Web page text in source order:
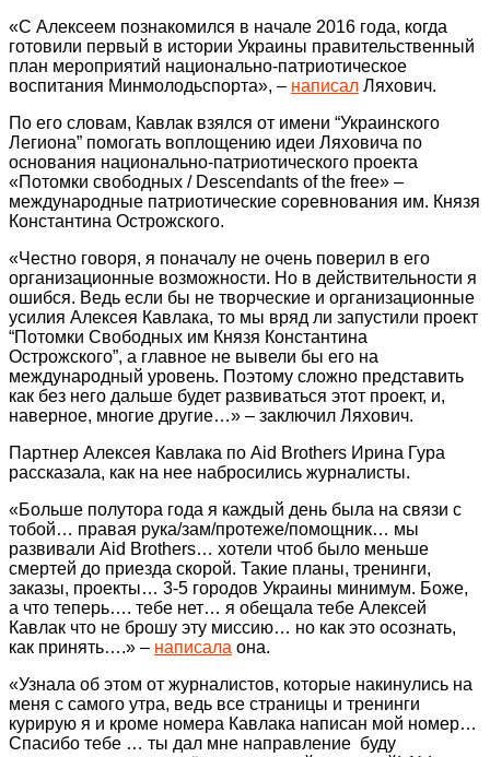
«С Алексеем познакомился в начале 2016 года, когда
готовили первый в истории Украины правительственный
план мероприятий национально-патриотическое
воспитания Минмолодьспорта», – написал Ляхович.
По его словам, Кавлак взялся от имени “Украинского
Легиона” помогать воплощению идеи Ляховича по
основания национально-патриотического проекта
«Потомки свободных / Descendants of the free» –
международные патриотические соревнования им. Князя
Константина Острожского.
«Честно говоря, я поначалу не очень поверил в его
организационные возможности. Но в действительности я
ошибся. Ведь если бы не творческие и организационные
усилия Алексея Кавлака, то мы вряд ли запустили проект
“Потомки Свободных им Князя Константина
Острожского”, а главное не вывели бы его на
международный уровень. Поэтому сложно представить
как без него дальше будет развиваться этот проект, и,
наверное, многие другие…» – заключил Ляхович.
Партнер Алексея Кавлака по Aid Brothers Ирина Гура
рассказала, как на нее набросились журналисты.
«Больше полутора года я каждый день была на связи с
тобой… правая рука/зам/протеже/помощник… мы
развивали Aid Brothers… хотели чтоб было меньше
смертей до приезда скорой. Такие планы, тренинги,
заказы, проекты… 3-5 городов Украины минимум. Боже,
а что теперь…. тебе нет… я обещала тебе Алексей
Кавлак что не брошу эту миссию… но как это осознать,
как принять….» – написала она.
«Узнала об этом от журналистов, которые накинулись на
меня с самого утра, ведь все страницы и тренинги
курирую я и кроме номера Кавлака написан мой номер…
Спасибо тебе … ты дал мне направление буду